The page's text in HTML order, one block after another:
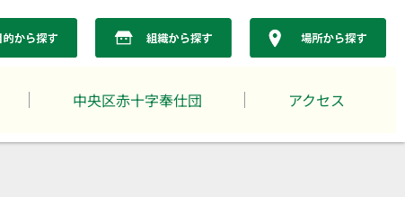
中央区赤十字奉仕団 アクセス